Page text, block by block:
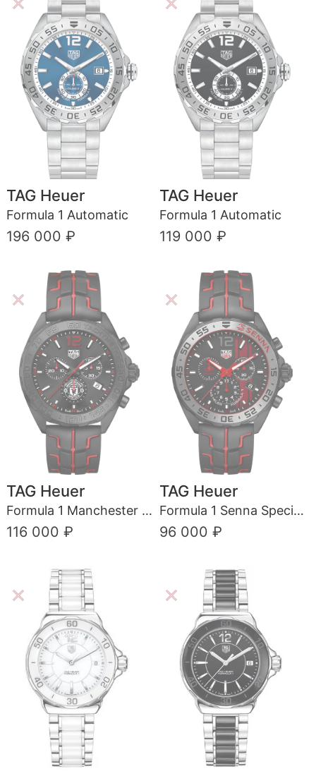
TAG Heuer
Formula 1 Automatic
196 000 ₽
TAG Heuer
Formula 1 Automatic
119 000 ₽
TAG Heuer
Formula 1 Manchester United Special Edition
116 000 ₽
TAG Heuer
Formula 1 Senna Special Edition
96 000 ₽